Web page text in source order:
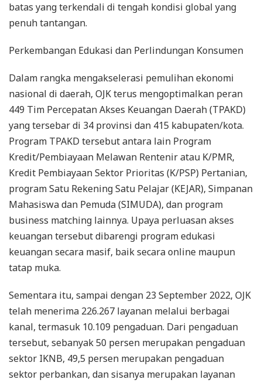
batas yang terkendali di tengah kondisi global yang
penuh tantangan.
Perkembangan Edukasi dan Perlindungan Konsumen
Dalam rangka mengakselerasi pemulihan ekonomi
nasional di daerah, OJK terus mengoptimalkan peran
449 Tim Percepatan Akses Keuangan Daerah (TPAKD)
yang tersebar di 34 provinsi dan 415 kabupaten/kota.
Program TPAKD tersebut antara lain Program
Kredit/Pembiayaan Melawan Rentenir atau K/PMR,
Kredit Pembiayaan Sektor Prioritas (K/PSP) Pertanian,
program Satu Rekening Satu Pelajar (KEJAR), Simpanan
Mahasiswa dan Pemuda (SIMUDA), dan program
business matching lainnya. Upaya perluasan akses
keuangan tersebut dibarengi program edukasi
keuangan secara masif, baik secara online maupun
tatap muka.
Sementara itu, sampai dengan 23 September 2022, OJK
telah menerima 226.267 layanan melalui berbagai
kanal, termasuk 10.109 pengaduan. Dari pengaduan
tersebut, sebanyak 50 persen merupakan pengaduan
sektor IKNB, 49,5 persen merupakan pengaduan
sektor perbankan, dan sisanya merupakan layanan